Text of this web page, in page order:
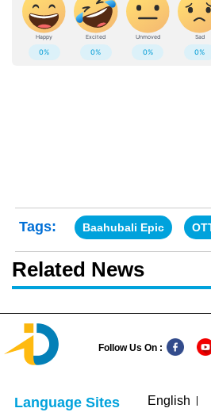
Tags: Baahubali Epic
Related News
Follow Us On :
Language Sites English